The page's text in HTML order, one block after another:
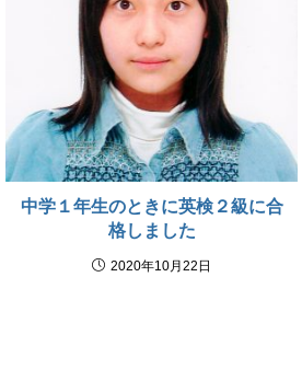
中学１年生のときに英検２級に合
格しました
2020年10月22日